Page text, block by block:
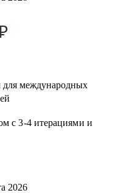
e-commerce на позициях:
Product
или США или уже ищет
по визе талантов О1 /
для международных
с 3-4 итерациями и
2026